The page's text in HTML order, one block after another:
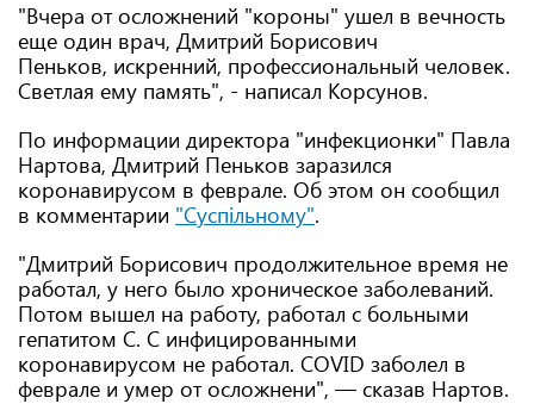
"Вчера от осложнений "короны" ушел в вечность
еще один врач, Дмитрий Борисович
Пеньков, искренний, профессиональный человек.
Светлая ему память", - написал Корсунов.
По информации директора "инфекционки" Павла
Нартова, Дмитрий Пеньков заразился
коронавирусом в феврале. Об этом он сообщил
в комментарии "Суспільному".
"Дмитрий Борисович продолжительное время не
работал, у него было хроническое заболеваний.
Потом вышел на работу, работал с больными
гепатитом C. С инфицированными
коронавирусом не работал. COVID заболел в
феврале и умер от осложнени", — сказав Нартов.